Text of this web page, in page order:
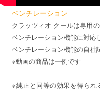
ベンチレーション
クラッツィオ クールは専用
ベンチレーション機能に対応
ベンチレーション機能の自社
※動画の商品は一例です
※純正と同等の効果を得ら